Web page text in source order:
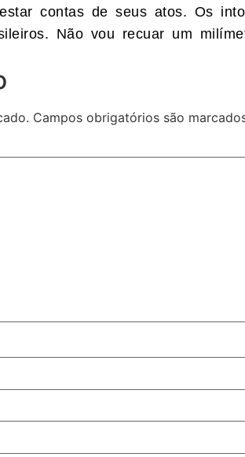
contas de seus atos. Os
Não vou recuar um
Campos obrigatórios são